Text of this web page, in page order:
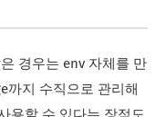
경우는 env 자체를 만
까지 수직으로 관리해